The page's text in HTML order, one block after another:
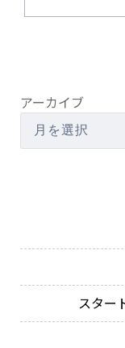
アーカイブ
スター